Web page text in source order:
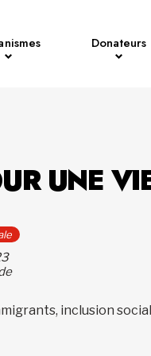
Donateurs
UNE
inclusion